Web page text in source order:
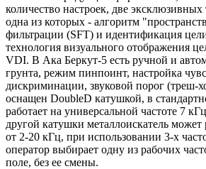
количество настроек, две
одна из которых - алгоритм
фильтрации (SFT) и идентификация
технология визуального отображения
VDI. В Ака Беркут-5 есть ручной и
грунта, режим пинпоинт, настройка
дискриминации, звуковой порог (треш-
оснащен DoubleD катушкой, в
работает на универсальной частоте 7
другой катушки металлоискатель может
от 2-20 кГц, при использовании 3-х
оператор выбирает одну из рабочих
поле, без ее смены.